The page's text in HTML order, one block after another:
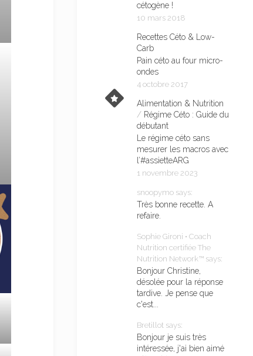
cétogène !
10 mars 2018
Recettes Céto & Low-
Carb
Pain céto au four micro-
ondes
4 octobre 2017
Alimentation & Nutrition
/ Régime Céto : Guide du
débutant
Le régime céto sans
mesurer les macros avec
l’#assietteARG
1 novembre 2023
snoopymo says:
Très bonne recette. A
refaire.
Sophie Gironi • Coach
Nutrition certifiée The
Nutrition Network™ says:
Bonjour Christine,
désolée pour la réponse
tardive. Je pense que
c'est...
Bretillot says:
Bonjour je suis très
intéressée, j'ai bien aimé